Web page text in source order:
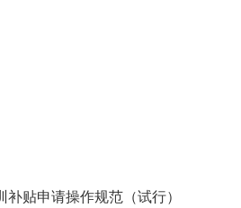
补贴申请操作规范（试行）